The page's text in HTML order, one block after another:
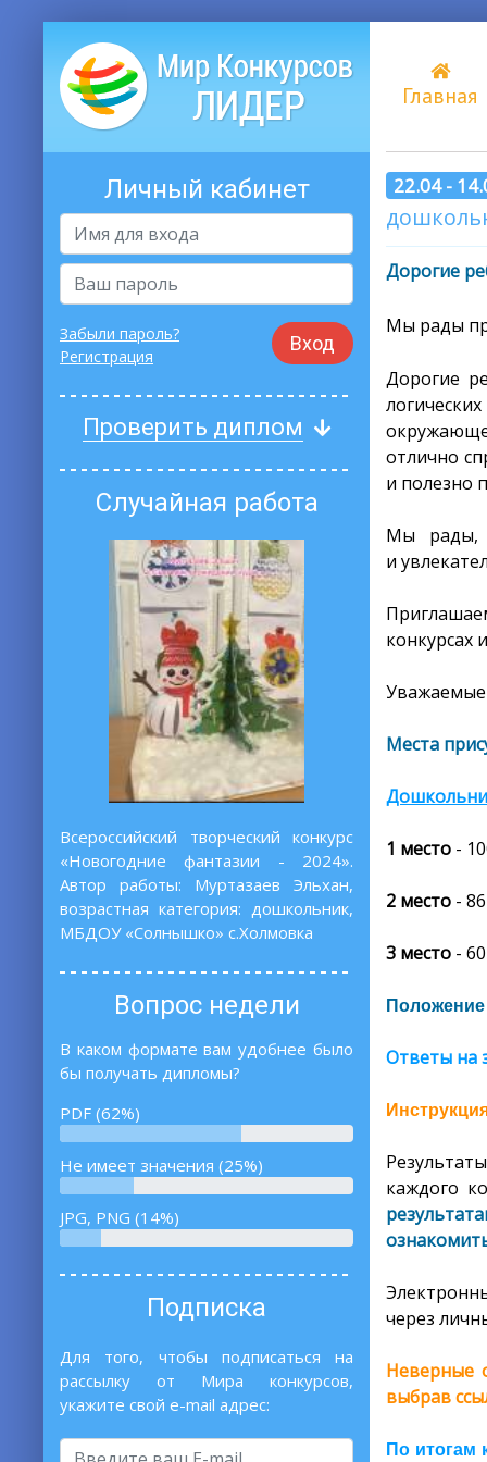
Главная
Личный кабинет
Вход
Забыли пароль?
Регистрация
Проверить диплом
Случайная работа
Всероссийский творческий конкурс
«Новогодние фантазии - 2024».
Автор работы: Муртазаев Эльхан,
возрастная категория: дошкольник,
МБДОУ «Солнышко» с.Холмовка
Вопрос недели
В каком формате вам удобнее было
бы получать дипломы?
PDF (62%)
Не имеет значения (25%)
JPG, PNG (14%)
Подписка
Для того, чтобы подписаться на
рассылку от Мира конкурсов,
укажите свой e-mail адрес:
22.04 -
Дорогие
Мы рады
Дорогие
отлично
и полезно
Мы рады,
и
конкурсах
Уважаемые
Места
1 место -
2 место -
3 место -
Ответы на
каждого
через
Неверные
выбрав
По итогам